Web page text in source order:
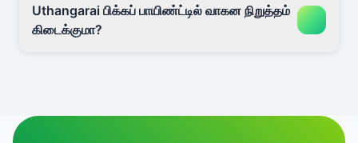
Uthangarai பிக்கப் பாயிண்ட்டில் வாகன நிறுத்தம்
கிடைக்குமா?